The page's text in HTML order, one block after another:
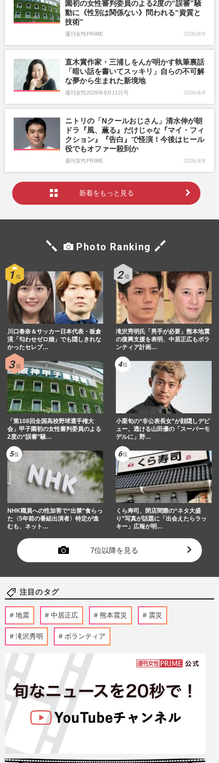
園初の女性審判委員のよる2度の“誤審”騒
動に《性別は関係ない》問われる“資質と
技術”
週刊女性PRIME 2026/8/9
直木賞作家・三浦しをんが明かす執筆裏話
「暗い話を書いてスッキリ」自らの不可解
な夢から生まれた新境地
週刊女性2026年8月11日号 2026/8/8
ニトリの「Nクールおじさん」清水伸が朝
ドラ『風、薫る』だけじゃな『マイ・フィ
クション』『告白』で怪演！今後はヒール
役でもオファー殺到か
週刊女性PRIME 2026/8/8
新着をもっと見る
Photo Ranking
川口春奈＆サッカー日本代表・板倉
滉「匂わせゼロ婚」でも隠しきれな
かったセレブ…
滝沢秀明氏「男手が必要」熊本地震
の復興支援を表明、中居正広もボラ
ンティア計画…
「第108回全国高校野球選手権大
会」甲子園初の女性審判委員のよる
2度の“誤審”騒…
小栗旬の“非公表長女”が顔隠しデビ
ュー、透ける山田優の「スーパーモ
デルに」野…
NHK職員への性加害で“出禁”食らっ
た〈5年前の番組出演者〉特定が進
むも、ネット…
くら寿司、閉店間際の“ネタ大盛
り”写真が話題に「出会えたらラッ
キー」広報が明…
7位以降を見る
注目のタグ
地震 中居正広 熊本震災 震災
滝沢秀明 ボランティア